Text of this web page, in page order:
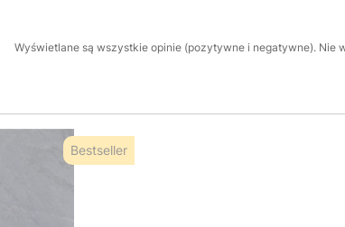
Wyświetlane są wszystkie opinie (pozytywne i negatywne).
Bestseller